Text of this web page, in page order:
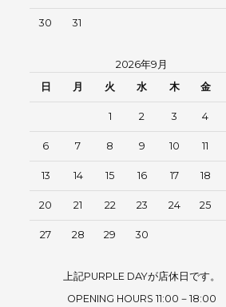
30 31
2026年9月
日
月 火 水 木 金
1 2 3 4
6 7 8 9 10 11
13 14 15 16 17 18
20 21 22 23 24 25
27 28 29 30
上記PURPLE DAYが店休日です。
OPENING HOURS 11:00－18:00